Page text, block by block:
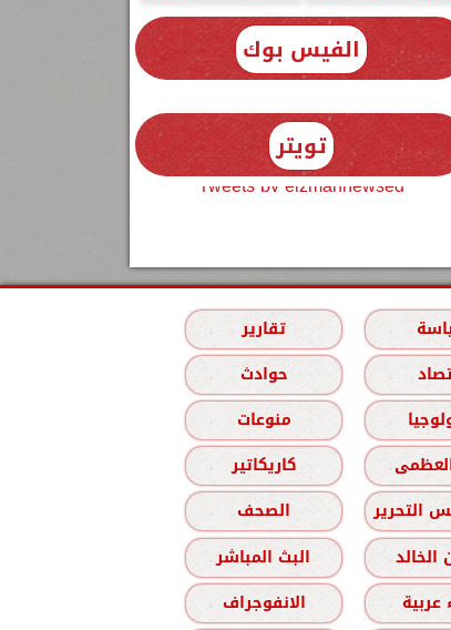
الفيس بوك
تويتر
Tweets by elzmannewseg
تقارير
حوادث
منوعات
كاريكاتير
التحرير
الصحف
الخالد
البث المباشر
الانفوجراف